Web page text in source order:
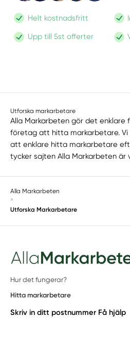
Helt kostnadsfritt
Upp till 5st offerter
Utforska markarbetare
Alla Markarbeten gör det enklare
företag att hitta markarbetare. Vi
att enklare hitta markarbetare
tycker sajten Alla Markarbeten är
Alla Markarbeten
»
Utforska Markarbetare
Hur det fungerar?
Hitta markarbetare
Skriv in ditt postnummer Få hjälp